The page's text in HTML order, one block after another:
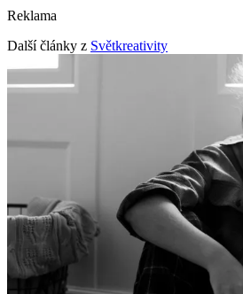
Reklama
Další články z Světkreativity